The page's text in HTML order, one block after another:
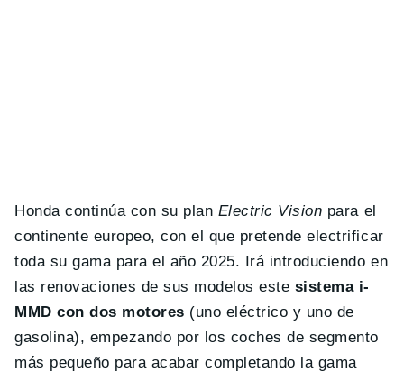
Honda continúa con su plan Electric Vision para el
continente europeo, con el que pretende electrificar
toda su gama para el año 2025. Irá introduciendo en
las renovaciones de sus modelos este sistema i-
MMD con dos motores (uno eléctrico y uno de
gasolina), empezando por los coches de segmento
más pequeño para acabar completando la gama